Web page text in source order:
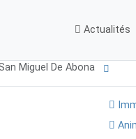
Actualités
Miguel De Abona